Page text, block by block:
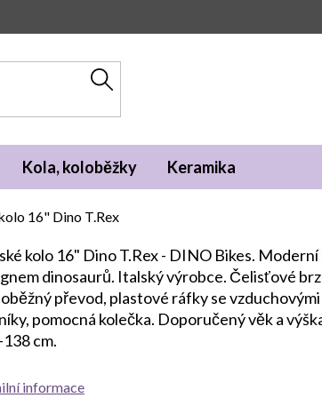
Kola, koloběžky Keramika
16" Dino T.Rex
kolo 16" Dino T.Rex - DINO Bikes.
dinosaurů. Italský výrobce. Čelisťové
převod, plastové ráfky se
pomocná kolečka. Doporučený věk a
cm.
informace